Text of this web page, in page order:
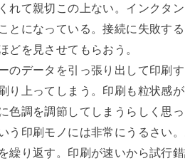
れて親切この上ない。インクタ
とになっている。接続に失敗す
どを見させてもらおう。
のデータを引っ張り出して印刷
り上ってしまう。印刷も粒状感
色調を調節してしまうらしく思
う印刷モノには非常にうるさい
繰り返す。印刷が速いから試行